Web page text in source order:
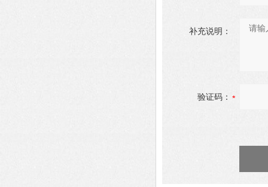
补充说明：
验证码：